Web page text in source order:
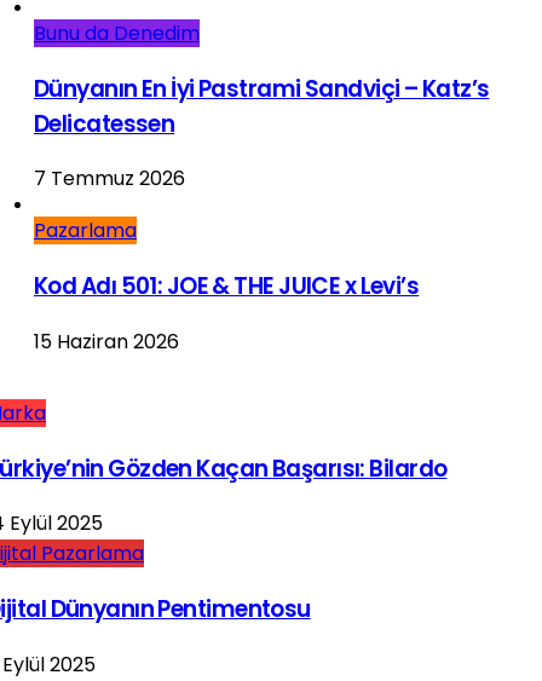
Bunu da Denedim
Dünyanın En İyi Pastrami Sandviçi – Katz’s
Delicatessen
7 Temmuz 2026
Pazarlama
Kod Adı 501: JOE & THE JUICE x Levi’s
15 Haziran 2026
Gözden Kaçan Başarısı: Bilardo
Eylül 2025
Pazarlama
Dünyanın Pentimentosu
2025